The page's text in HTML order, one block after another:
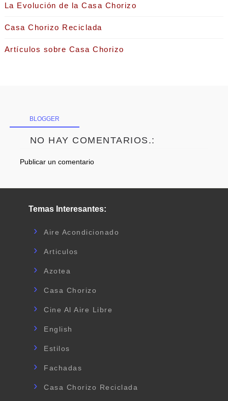
La Evolución de la Casa Chorizo
Casa Chorizo Reciclada
Artículos sobre Casa Chorizo
BLOGGER
NO HAY COMENTARIOS.:
Publicar un comentario
Temas Interesantes:
Aire Acondicionado
Articulos
Azotea
Casa Chorizo
Cine Al Aire Libre
English
Estilos
Fachadas
Casa Chorizo Reciclada